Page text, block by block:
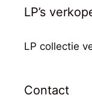
LP’s
LP collectie
Contact